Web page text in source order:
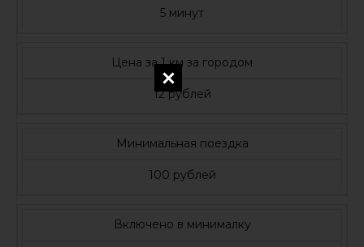
5 минут
Цена за 1 км за городом
12 рублей
Минимальная поездка
100 рублей
Включено в минималку